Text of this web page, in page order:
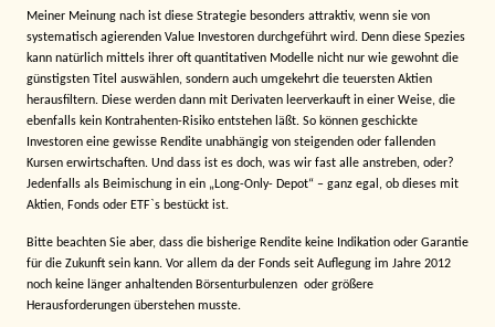
Meiner Meinung nach ist diese Strategie besonders attraktiv, wenn sie von
systematisch agierenden Value Investoren durchgeführt wird. Denn diese Spezies
kann natürlich mittels ihrer oft quantitativen Modelle nicht nur wie gewohnt die
günstigsten Titel auswählen, sondern auch umgekehrt die teuersten Aktien
herausfiltern. Diese werden dann mit Derivaten leerverkauft in einer Weise, die
ebenfalls kein Kontrahenten-Risiko entstehen läßt. So können geschickte
Investoren eine gewisse Rendite unabhängig von steigenden oder fallenden
Kursen erwirtschaften. Und dass ist es doch, was wir fast alle anstreben, oder?
Jedenfalls als Beimischung in ein „Long-Only- Depot“ – ganz egal, ob dieses mit
Aktien, Fonds oder ETF`s bestückt ist.
Bitte beachten Sie aber, dass die bisherige Rendite keine Indikation oder Garantie
für die Zukunft sein kann. Vor allem da der Fonds seit Auflegung im Jahre 2012
noch keine länger anhaltenden Börsenturbulenzen oder größere
Herausforderungen überstehen musste.